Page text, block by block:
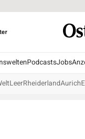
PodcastsJobs
LeerRheiderlandAurich